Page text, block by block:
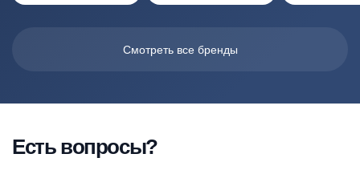
Смотреть все бренды
Есть вопросы?